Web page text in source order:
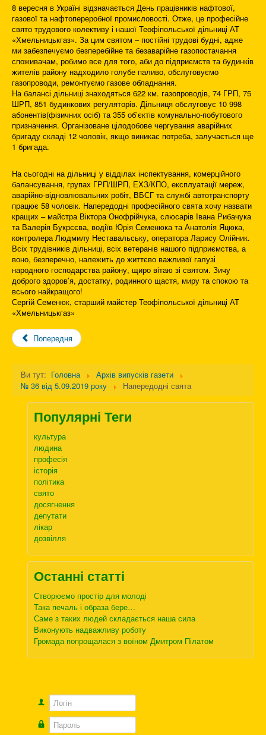
8 вересня в Україні відзначається День працівників нафтової,
газової та нафтопереробної промисловості. Отже, це професійне
свято трудового колективу і нашої Теофіпольської дільниці АТ
«Хмельницькгаз». За цим святом – постійні трудові будні, адже
ми забезпечуємо безперебійне та безаварійне газопостачання
споживачам, робимо все для того, аби до підприємств та будинків
жителів району надходило голубе паливо, обслуговуємо
газопроводи, ремонтуємо газове обладнання.
На балансі дільниці знаходяться 622 км. газопроводів, 74 ГРП, 75
ШРП, 851 будинкових регуляторів. Дільниця обслуговує 10 998
абонентів(фізичних осіб) та 355 об’єктів комунально-побутового
призначення. Організоване цілодобове чергування аварійних
бригаду складі 12 чоловік, якщо виникає потреба, залучається ще
1 бригада.
На сьогодні на дільниці у відділах інспектування, комерційного
балансування, групах ГРП/ШРП, ЕХЗ/КПО, експлуатації мереж,
аварійно-відновлювальних робіт, ВБСГ та службі автотранспорту
працює 58 чоловік. Напередодні професійного свята хочу назвати
кращих – майстра Віктора Онофрійчука, слюсарів Івана Рибачука
та Валерія Букрєєва, водіїв Юрія Семенюка та Анатолія Яцюка,
контролера Людмилу Неставальську, оператора Ларису Олійник.
Всіх трудівників дільниці, всіх ветеранів нашого підприємства, а
воно, безперечно, належить до життєво важливої галузі
народного господарства району, щиро вітаю зі святом. Зичу
доброго здоров’я, достатку, родинного щастя, миру та спокою та
всього найкращого!
Сергій Семенюк, старший майстер Теофіпольської дільниці АТ
«Хмельницькгаз»
Попередня
Ви тут: Головна
Архів випусків газети
№ 36 від 5.09.2019 року
Напередодні свята
Популярні Теги
культура
людина
професія
історія
політика
свято
досягнення
депутати
лікар
дозвілля
Останні статті
Створюємо простір для молоді
Така печаль і образа бере…
Саме з таких людей складається наша сила
Виконують надважливу роботу
Громада попрощалася з воїном Дмитром Пілатом
Логін
Пароль